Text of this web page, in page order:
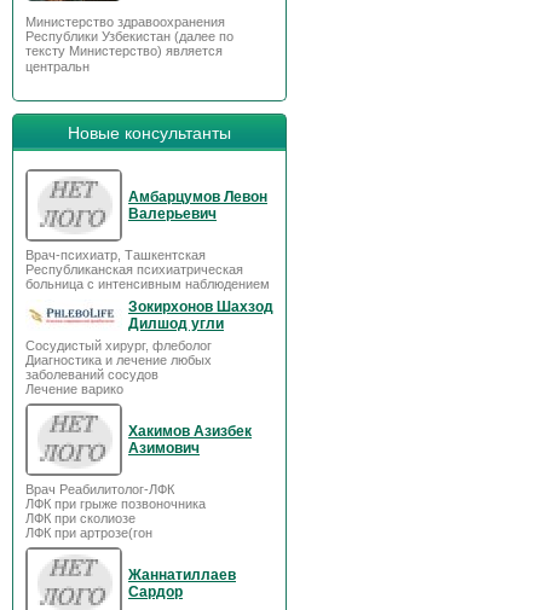
Министерство здравоохранения
Республики Узбекистан (далее по
тексту Министерство) является
центральн
Новые консультанты
Амбарцумов Левон
Валерьевич
Врач-психиатр, Ташкентская
Республиканская психиатрическая
больница с интенсивным наблюдением
Зокирхонов Шахзод
Дилшод угли
Сосудистый хирург, флеболог
Диагностика и лечение любых
заболеваний сосудов
Лечение варико
Хакимов Азизбек
Азимович
Врач Реабилитолог-ЛФК
ЛФК при грыже позвоночника
ЛФК при сколиозе
ЛФК при артрозе(гон
Жаннатиллаев
Сардор